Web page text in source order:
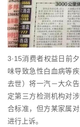
3·15消费者权益日前
味导致急性白血病等
去世）将一汽－大众
定第三方检测机构对
合标准，但方某家属
进行上诉。